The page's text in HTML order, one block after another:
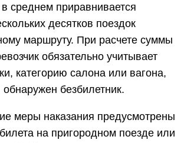
в среднем приравнивается
десятков поездок
маршруту. При расчете суммы
обязательно учитывает
категорию салона или вагона,
безбилетник.
меры наказания предусмотрены
на пригородном поезде или